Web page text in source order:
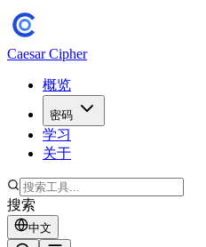
Caesar Cipher
概览
密码
学习
关于
搜索
中文